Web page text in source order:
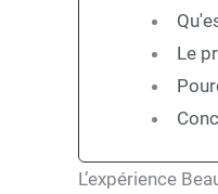
Le
L’expérience